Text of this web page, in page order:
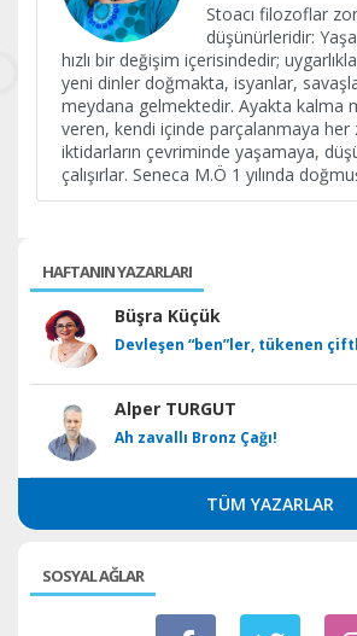
Stoacı filozoflar
düşünürleridir:
hızlı bir değişim içerisindedir;
yeni dinler doğmakta, isyanlar,
meydana gelmektedir. Ayakta kalma
veren, kendi içinde parçalanmaya
iktidarların çevriminde yaşamaya,
çalışırlar. Seneca M.Ö 1 yılında
HAFTANIN YAZARLARI
Büşra Küçük
Devleşen “ben”ler, tükenen
Alper TURGUT
Ah zavallı Bronz Çağı!
TÜM YAZARLAR
SOSYAL AĞLAR